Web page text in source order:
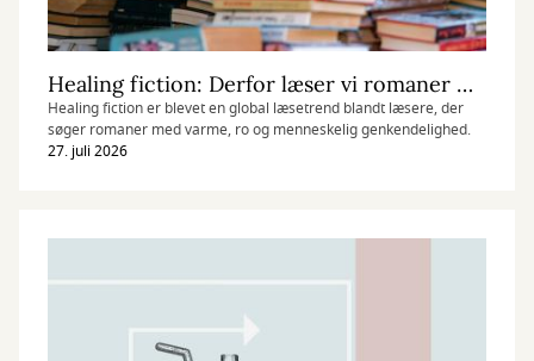
Healing fiction: Derfor læser vi romaner med ro
Healing fiction er blevet en global læsetrend blandt læsere, der
søger romaner med varme, ro og menneskelig genkendelighed.
27. juli 2026